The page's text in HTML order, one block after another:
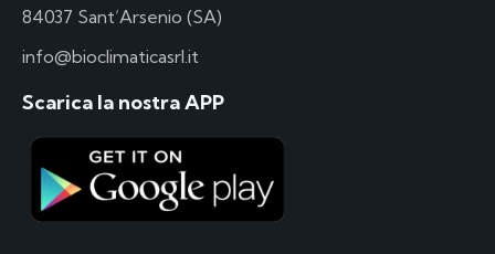
84037 Sant’Arsenio (SA)
info@bioclimaticasrl.it
Scarica la nostra APP